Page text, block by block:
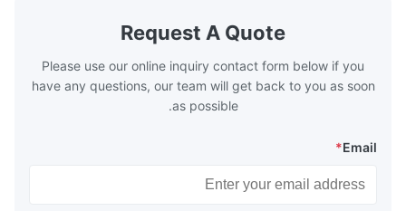
boilers is generally in the temperature
range of 200°C – 250°C, so there
Request A Quote
Please use our online inquiry contact form below if you
have any questions, our team will get back to you as soon
as possible.
Email
*